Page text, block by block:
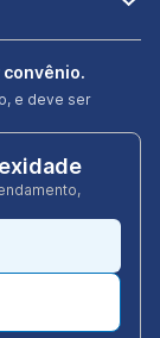
e deve ser